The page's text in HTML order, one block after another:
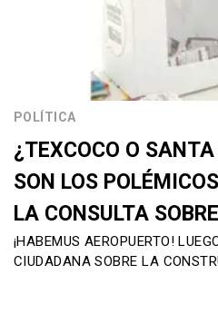
POLÍTICA
¿TEXCOCO O
SON LOS
LA CONSULTA
¡HABEMUS AEROPUERTO!
CIUDADANA SOBRE LA